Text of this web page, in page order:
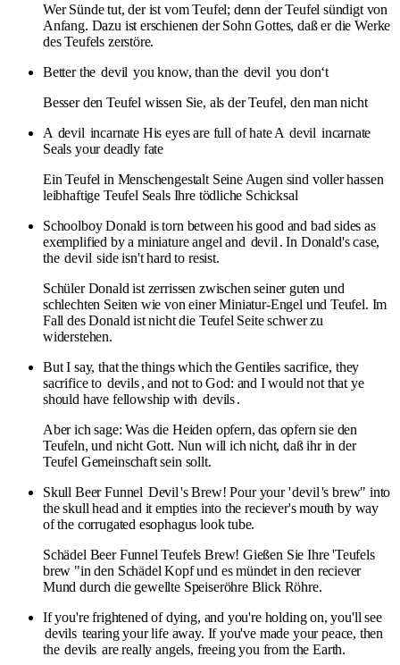
Wer Sünde tut, der ist vom Teufel; denn der Teufel sündigt von
Anfang. Dazu ist erschienen der Sohn Gottes, daß er die Werke
des Teufels zerstöre.
Better the devil you know, than the devil you don‘t
Besser den Teufel wissen Sie, als der Teufel, den man nicht
A devil incarnate His eyes are full of hate A devil incarnate
Seals your deadly fate
Ein Teufel in Menschengestalt Seine Augen sind voller hassen
leibhaftige Teufel Seals Ihre tödliche Schicksal
Schoolboy Donald is torn between his good and bad sides as
exemplified by a miniature angel and devil . In Donald's case,
the devil side isn't hard to resist.
Schüler Donald ist zerrissen zwischen seiner guten und
schlechten Seiten wie von einer Miniatur-Engel und Teufel. Im
Fall des Donald ist nicht die Teufel Seite schwer zu
widerstehen.
But I say, that the things which the Gentiles sacrifice, they
sacrifice to devils, and not to God: and I would not that ye
should have fellowship with devils.
Aber ich sage: Was die Heiden opfern, das opfern sie den
Teufeln, und nicht Gott. Nun will ich nicht, daß ihr in der
Teufel Gemeinschaft sein sollt.
Skull Beer Funnel Devil's Brew! Pour your 'devil's brew" into
the skull head and it empties into the reciever's mouth by way
of the corrugated esophagus look tube.
Schädel Beer Funnel Teufels Brew! Gießen Sie Ihre 'Teufels
brew "in den Schädel Kopf und es mündet in den reciever
Mund durch die gewellte Speiseröhre Blick Röhre.
If you're frightened of dying, and you're holding on, you'll see
devils tearing your life away. If you've made your peace, then
the devils are really angels, freeing you from the Earth.